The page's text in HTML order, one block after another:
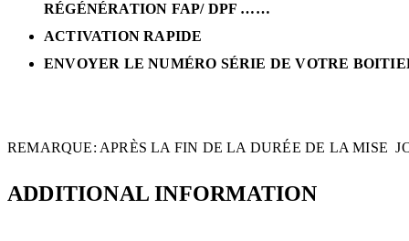
RÉGÉNÉRATION FAP/ DPF ……
ACTIVATION RAPIDE
ENVOYER LE NUMÉRO SÉRIE DE VOTRE
REMARQUE: APRÈS LA FIN DE LA DURÉE DE LA MISE
ADDITIONAL INFORMATION